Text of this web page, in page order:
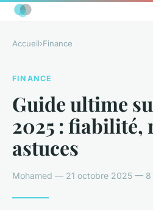
Accueil›Finance
FINANCE
Guide ultime
2025 : fiabilité,
astuces
Mohamed — 21 octobre 2025 — 8